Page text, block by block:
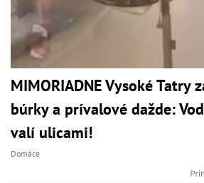
MIMORIADNE Vysoké Tatry
búrky a prívalové dažde:
valí ulicami!
Domáce